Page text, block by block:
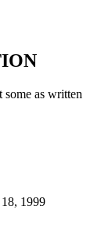
some as written
1999